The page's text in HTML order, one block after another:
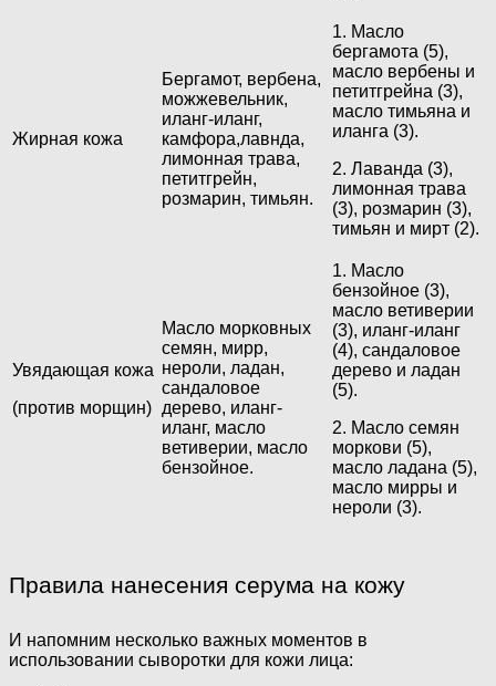
Жирная кожа
Бергамот, вербена,
можжевельник,
иланг-иланг,
камфора,лавнда,
лимонная трава,
петитгрейн,
розмарин, тимьян.
1. Масло
бергамота (5),
масло вербены и
петитгрейна (3),
масло тимьяна и
иланга (3).
2. Лаванда (3),
лимонная трава
(3), розмарин (3),
тимьян и мирт (2).
Увядающая кожа
(против морщин)
Масло морковных
семян, мирр,
нероли, ладан,
сандаловое
дерево, иланг-
иланг, масло
ветиверии, масло
бензойное.
1. Масло
бензойное (3),
масло ветиверии
(3), иланг-иланг
(4), сандаловое
дерево и ладан
(5).
2. Масло семян
моркови (5),
масло ладана (5),
масло мирры и
нероли (3).
Правила нанесения серума на кожу
И напомним несколько важных моментов в
использовании сыворотки для кожи лица: